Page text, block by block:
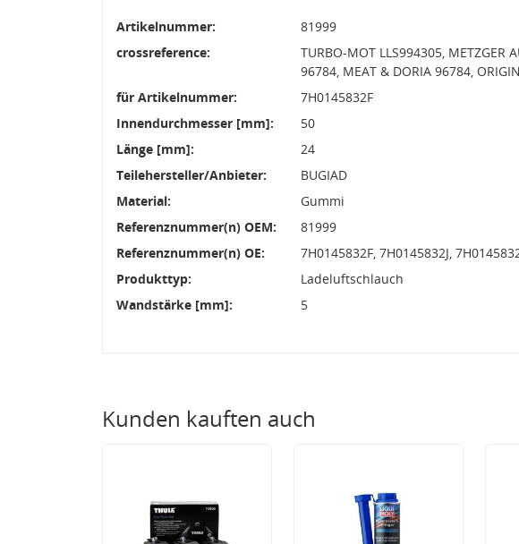
Artikelnummer:
81999
crossreference:
TURBO-MOT LLS994305, METZGER
96784, MEAT & DORIA 96784,
für Artikelnummer:
7H0145832F
Innendurchmesser [mm]:
50
Länge [mm]:
24
Teilehersteller/Anbieter:
BUGIAD
Material:
Gummi
Referenznummer(n) OEM:
81999
Referenznummer(n) OE:
7H0145832F, 7H0145832J,
Produkttyp:
Ladeluftschlauch
Wandstärke [mm]:
5
Kunden kauften auch